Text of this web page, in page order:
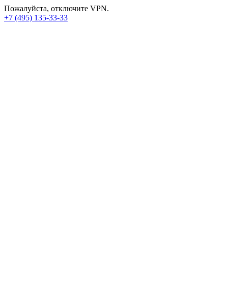
Пожалуйста, отключите VPN.
+7 (495) 135-33-33